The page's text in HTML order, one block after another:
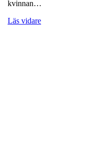
kvinnan…
Läs vidare